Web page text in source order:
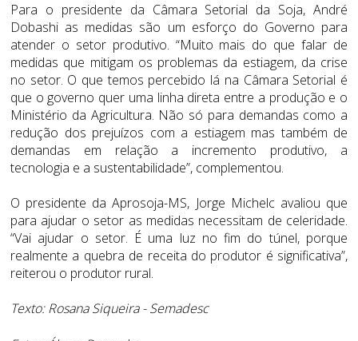
Para o presidente da Câmara Setorial da Soja, André
Dobashi as medidas são um esforço do Governo para
atender o setor produtivo. “Muito mais do que falar de
medidas que mitigam os problemas da estiagem, da crise
no setor. O que temos percebido lá na Câmara Setorial é
que o governo quer uma linha direta entre a produção e o
Ministério da Agricultura. Não só para demandas como a
redução dos prejuízos com a estiagem mas também de
demandas em relação a incremento produtivo, a
tecnologia e a sustentabilidade”, complementou.
O presidente da Aprosoja-MS, Jorge Michelc avaliou que
para ajudar o setor as medidas necessitam de celeridade.
“Vai ajudar o setor. É uma luz no fim do túnel, porque
realmente a quebra de receita do produtor é significativa”,
reiterou o produtor rural.
Texto:Rosana Siqueira-Semadesc